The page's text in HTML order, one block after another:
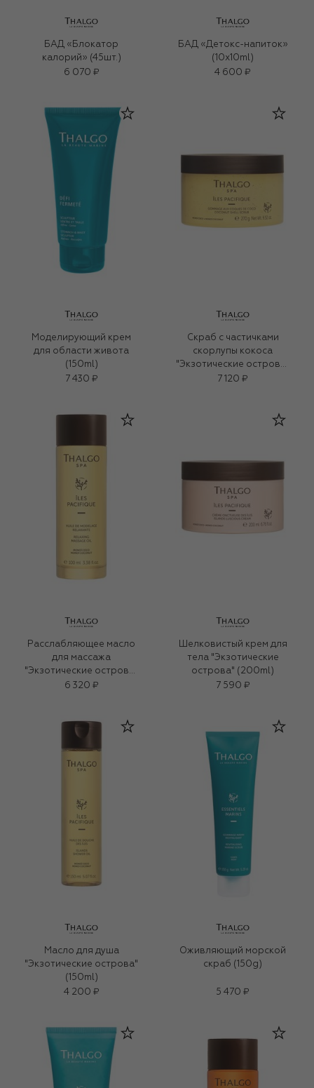
БАД «Блокатор
калорий» (45шт.)
6 070 ₽
БАД «Детокс-напиток»
(10x10ml)
4 600 ₽
Моделирующий крем
для области живота
(150ml)
7 430 ₽
Cкраб с частичками
скорлупы кокоса
"Экзотические острова"
(270g)
7 120 ₽
Расслабляющее масло
для массажа
"Экзотические острова"
(100ml)
6 320 ₽
Шелковистый крем для
тела "Экзотические
острова" (200ml)
7 590 ₽
Масло для душа
"Экзотические острова"
(150ml)
4 200 ₽
Оживляющий морской
скраб (150g)
5 470 ₽